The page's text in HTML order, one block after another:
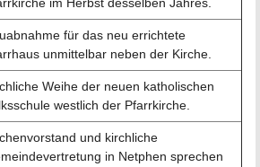
für das neu errichtete
unmittelbar neben der Kirche.
Weihe der neuen katholischen
westlich der Pfarrkirche.
und kirchliche
in Netphen sprechen